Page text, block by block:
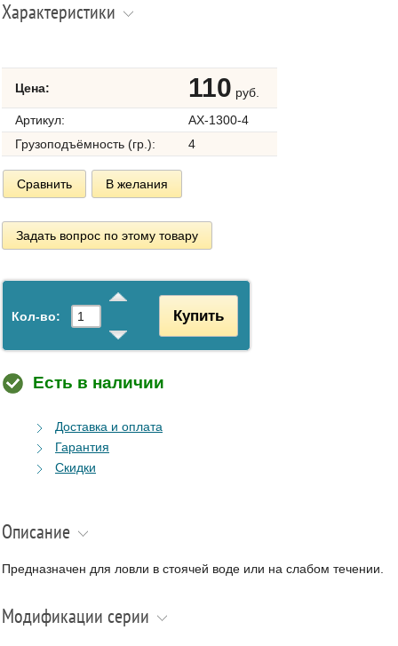
Характеристики
Цена: 110 руб.
Артикул:
AX-1300-4
Грузоподъёмность (гр.):
4
Сравнить В желания
Задать вопрос по этому товару
Кол-во: Купить
Есть в наличии
Доставка и оплата
Гарантия
Скидки
Описание
Предназначен для ловли в стоячей воде или на слабом течении.
Модификации серии